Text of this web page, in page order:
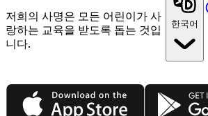
저희의 사명은 모든 어린이가 사
랑하는 교육을 받도록 돕는 것입
니다.
한국어
App Store Google Play